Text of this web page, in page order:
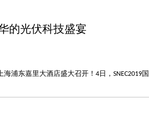
的光伏科技盛宴
海浦东嘉里大酒店盛大召开！ 4 日， SNEC2019